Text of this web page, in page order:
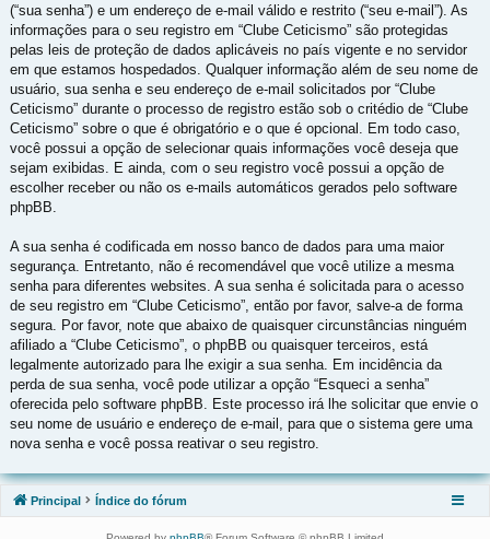
(“sua senha”) e um endereço de e-mail válido e restrito (“seu e-mail”). As
informações para o seu registro em “Clube Ceticismo” são protegidas
pelas leis de proteção de dados aplicáveis no país vigente e no servidor
em que estamos hospedados. Qualquer informação além de seu nome de
usuário, sua senha e seu endereço de e-mail solicitados por “Clube
Ceticismo” durante o processo de registro estão sob o critédio de “Clube
Ceticismo” sobre o que é obrigatório e o que é opcional. Em todo caso,
você possui a opção de selecionar quais informações você deseja que
sejam exibidas. E ainda, com o seu registro você possui a opção de
escolher receber ou não os e-mails automáticos gerados pelo software
phpBB.
A sua senha é codificada em nosso banco de dados para uma maior
segurança. Entretanto, não é recomendável que você utilize a mesma
senha para diferentes websites. A sua senha é solicitada para o acesso
de seu registro em “Clube Ceticismo”, então por favor, salve-a de forma
segura. Por favor, note que abaixo de quaisquer circunstâncias ninguém
afiliado a “Clube Ceticismo”, o phpBB ou quaisquer terceiros, está
legalmente autorizado para lhe exigir a sua senha. Em incidência da
perda de sua senha, você pode utilizar a opção “Esqueci a senha”
oferecida pelo software phpBB. Este processo irá lhe solicitar que envie o
seu nome de usuário e endereço de e-mail, para que o sistema gere uma
nova senha e você possa reativar o seu registro.
Principal Índice do fórum